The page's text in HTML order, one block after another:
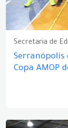
Secretaria de
Serranópolis
Copa AMOP